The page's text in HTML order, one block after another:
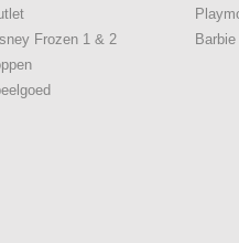
Frozen 1 & 2
Barbie